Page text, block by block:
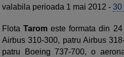
valabila perioada 1 mai 2012 - 30
FlotaTaromeste formata din
Airbus 310-300, patru Airbus
patru Boeing 737-700, o